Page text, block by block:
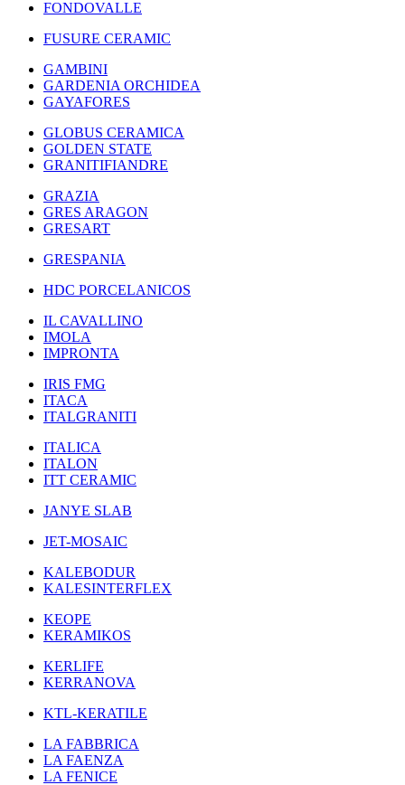
FONDOVALLE
FUSURE CERAMIC
GAMBINI
GARDENIA ORCHIDEA
GAYAFORES
GLOBUS CERAMICA
GOLDEN STATE
GRANITIFIANDRE
GRAZIA
GRES ARAGON
GRESART
GRESPANIA
HDC PORCELANICOS
IL CAVALLINO
IMOLA
IMPRONTA
IRIS FMG
ITACA
ITALGRANITI
ITALICA
ITALON
ITT CERAMIC
JANYE SLAB
JET-MOSAIC
KALEBODUR
KALESINTERFLEX
KEOPE
KERAMIKOS
KERLIFE
KERRANOVA
KTL-KERATILE
LA FABBRICA
LA FAENZA
LA FENICE